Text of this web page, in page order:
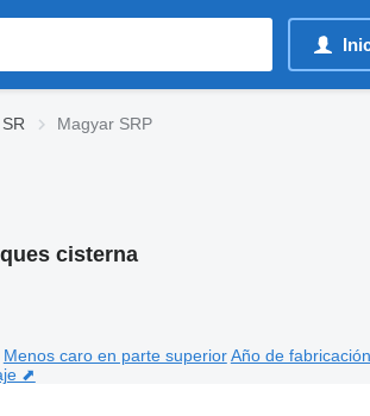
Magyar SRP
cisterna
Menos caro en parte superior Año de
⬈